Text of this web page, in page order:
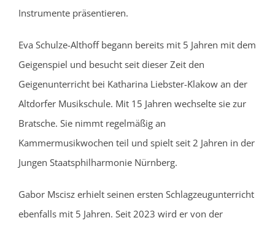
Instrumente präsentieren.
Eva Schulze-Althoff begann bereits mit 5 Jahren mit dem
Geigenspiel und besucht seit dieser Zeit den
Geigenunterricht bei Katharina Liebster-Klakow an der
Altdorfer Musikschule. Mit 15 Jahren wechselte sie zur
Bratsche. Sie nimmt regelmäßig an
Kammermusikwochen teil und spielt seit 2 Jahren in der
Jungen Staatsphilharmonie Nürnberg.
Gabor Mscisz erhielt seinen ersten Schlagzeugunterricht
ebenfalls mit 5 Jahren. Seit 2023 wird er von der